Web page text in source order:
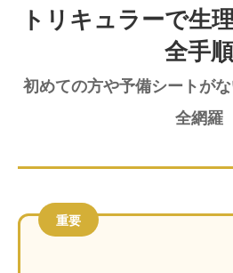
トリキュラーで生
全手順
初めての方や予備シートが
全網羅
重要